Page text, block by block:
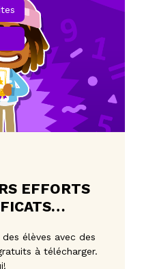
EFFORTS
élèves avec des
à télécharger.